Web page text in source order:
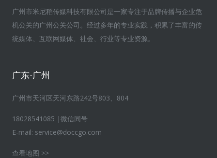
广州市米尼稻传媒科技有限公司是一家专注于品牌传播与企业危
机公关的广州公关公司。经过多年的专业实践，积累了丰富的传
统媒体、互联网媒体、社会、行业等专业资源。
广东-广州
广州市天河区天河东路242号803、804
18028541085 |微信同号
E-mail: service@doccgo.com
查看地图 >>